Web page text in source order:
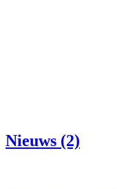
Nieuws (2)